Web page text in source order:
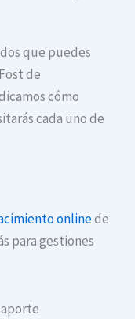
que puedes
de
cómo
cada uno de
onlinede
para gestiones